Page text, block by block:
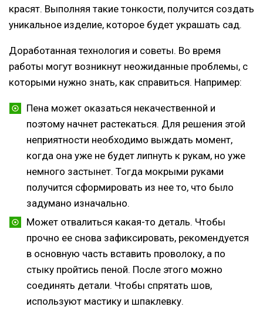
красят. Выполняя такие тонкости, получится создать
уникальное изделие, которое будет украшать сад.
Доработанная технология и советы. Во время
работы могут возникнут неожиданные проблемы, с
которыми нужно знать, как справиться. Например:
Пена может оказаться некачественной и
поэтому начнет растекаться. Для решения этой
неприятности необходимо выждать момент,
когда она уже не будет липнуть к рукам, но уже
немного застынет. Тогда мокрыми руками
получится сформировать из нее то, что было
задумано изначально.
Может отвалиться какая-то деталь. Чтобы
прочно ее снова зафиксировать, рекомендуется
в основную часть вставить проволоку, а по
стыку пройтись пеной. После этого можно
соединять детали. Чтобы спрятать шов,
используют мастику и шпаклевку.